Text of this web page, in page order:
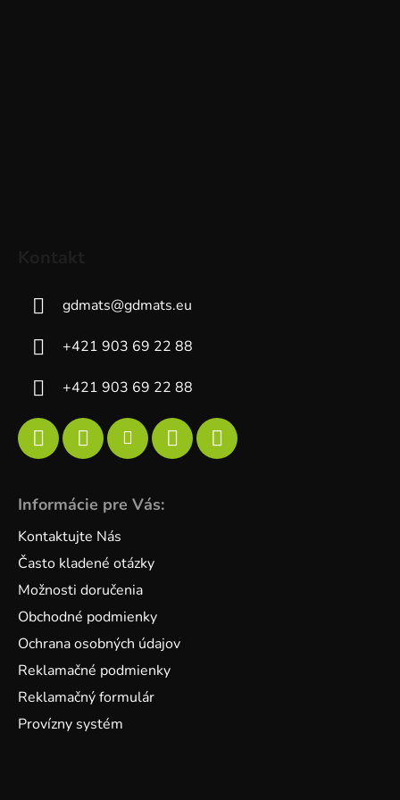
gdmats@gdmats.eu
+421 903 69 22 88
+421 903 69 22 88
Informácie pre Vás:
Kontaktujte Nás
Často kladené otázky
Možnosti doručenia
Obchodné podmienky
Ochrana osobných údajov
Reklamačné podmienky
Reklamačný formulár
Provízny systém